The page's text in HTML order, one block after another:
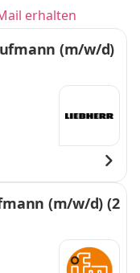
erhalten
(m/w/d)
(m/w/d) (2